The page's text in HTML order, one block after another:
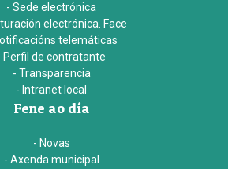
- Sede electrónica
electrónica. Face
telemáticas
Perfil de contratante
- Transparencia
- Intranet local
Fene ao día
- Novas
- Axenda municipal